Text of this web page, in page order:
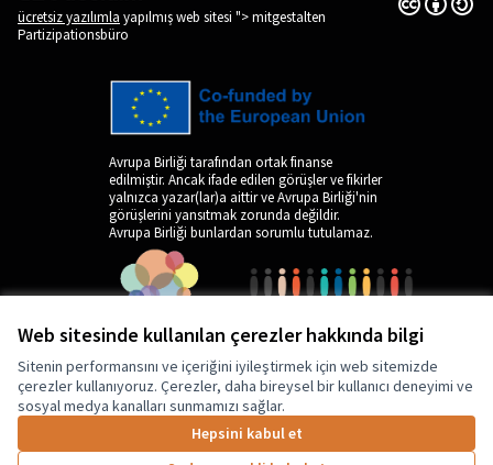
Web sitesinde kullanılan çerezler hakkında bilgi
Sitenin performansını ve içeriğini iyileştirmek için web sitemizde
çerezler kullanıyoruz. Çerezler, daha bireysel bir kullanıcı deneyimi ve
sosyal medya kanalları sunmamızı sağlar.
Hepsini kabul et
(Dış bağlantı)
ücretsiz yazılımla yapılmış web sitesi "> mitgestalten
Partizipationsbüro
Avrupa Birliği tarafından ortak finanse
edilmiştir. Ancak ifade edilen görüşler ve fikirler
yalnızca yazar(lar)a aittir ve Avrupa Birliği'nin
görüşlerini yansıtmak zorunda değildir.
Avrupa Birliği bunlardan sorumlu tutulamaz.
by